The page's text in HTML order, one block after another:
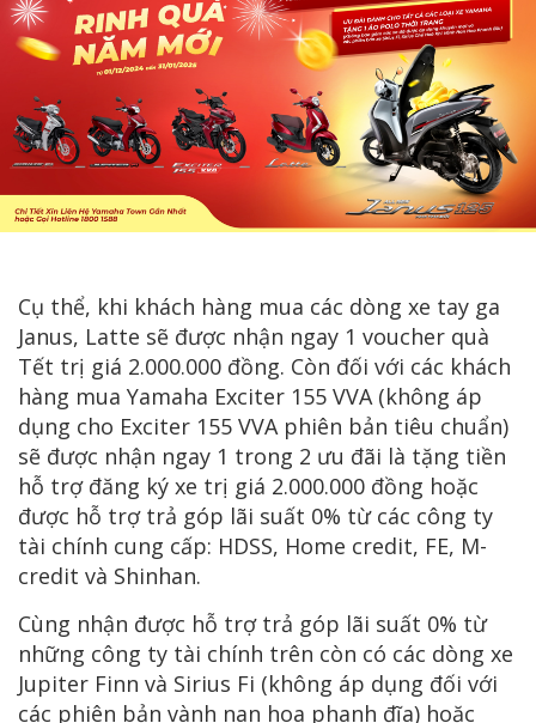
Cụ thể, khi khách hàng mua các dòng xe tay ga
Janus, Latte sẽ được nhận ngay 1 voucher quà
Tết trị giá 2.000.000 đồng. Còn đối với các khách
hàng mua Yamaha Exciter 155 VVA (không áp
dụng cho Exciter 155 VVA phiên bản tiêu chuẩn)
sẽ được nhận ngay 1 trong 2 ưu đãi là tặng tiền
hỗ trợ đăng ký xe trị giá 2.000.000 đồng hoặc
được hỗ trợ trả góp lãi suất 0% từ các công ty
tài chính cung cấp: HDSS, Home credit, FE, M-
credit và Shinhan.
Cùng nhận được hỗ trợ trả góp lãi suất 0% từ
những công ty tài chính trên còn có các dòng xe
Jupiter Finn và Sirius Fi (không áp dụng đối với
các phiên bản vành nan hoa phanh đĩa) hoặc